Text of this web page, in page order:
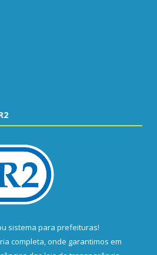
sistema para prefeituras!
completa, onde garantimos em